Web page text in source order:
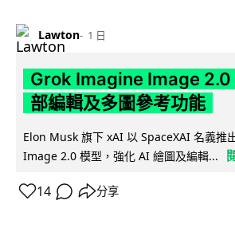
Lawton 1 日
Grok Imagine Image 2.0
部編輯及多圖參考功能
Elon Musk 旗下 xAI 以 SpaceXAI 名義推
Image 2.0 模型，強化 AI 繪圖及編輯...
14 分享